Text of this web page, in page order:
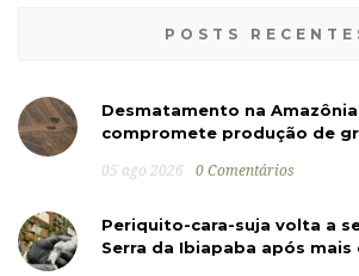
POSTS
Desmatamento na
compromete produção de
05 ago 2026 0 Comentários
Periquito-cara-suja volta a
Serra da Ibiapaba após mais